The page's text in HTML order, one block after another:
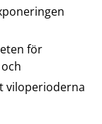
för
viloperioderna